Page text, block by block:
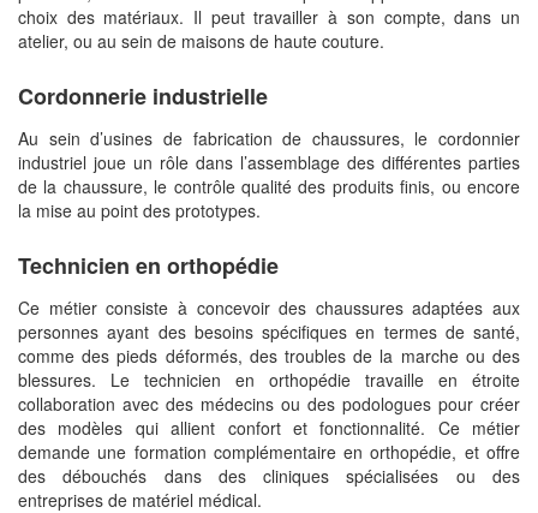
choix des matériaux. Il peut travailler à son compte, dans un
atelier, ou au sein de maisons de haute couture.
Cordonnerie industrielle
Au sein d’usines de fabrication de chaussures, le cordonnier
industriel joue un rôle dans l’assemblage des différentes parties
de la chaussure, le contrôle qualité des produits finis, ou encore
la mise au point des prototypes.
Technicien en orthopédie
Ce métier consiste à concevoir des chaussures adaptées aux
personnes ayant des besoins spécifiques en termes de santé,
comme des pieds déformés, des troubles de la marche ou des
blessures. Le technicien en orthopédie travaille en étroite
collaboration avec des médecins ou des podologues pour créer
des modèles qui allient confort et fonctionnalité. Ce métier
demande une formation complémentaire en orthopédie, et offre
des débouchés dans des cliniques spécialisées ou des
entreprises de matériel médical.